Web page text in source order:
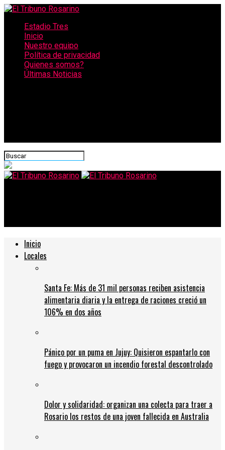
Estadio Tres
Inicio
Nuestro equipo
Política de privacidad
Quienes somos?
Últimas Noticias
Inicio
Locales
Santa Fe: Más de 31 mil personas reciben asistencia
alimentaria diaria y la entrega de raciones creció un
106% en dos años
Pánico por un puma en Jujuy: Quisieron espantarlo con
fuego y provocaron un incendio forestal descontrolado
Dolor y solidaridad: organizan una colecta para traer a
Rosario los restos de una joven fallecida en Australia